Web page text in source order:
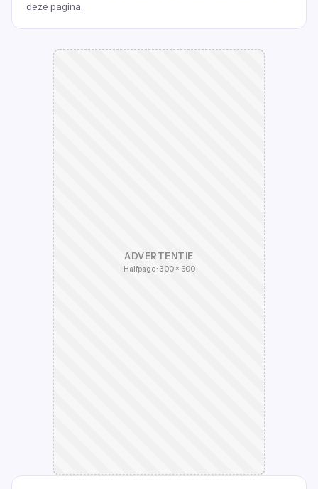
deze pagina.
ADVERTENTIE
Halfpage · 300 × 600